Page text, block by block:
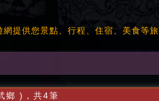
網提供您景點、行程、住宿、美食等旅
鄉 )，共4筆